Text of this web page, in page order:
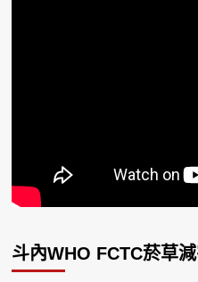
斗內WHO FCTC菸草